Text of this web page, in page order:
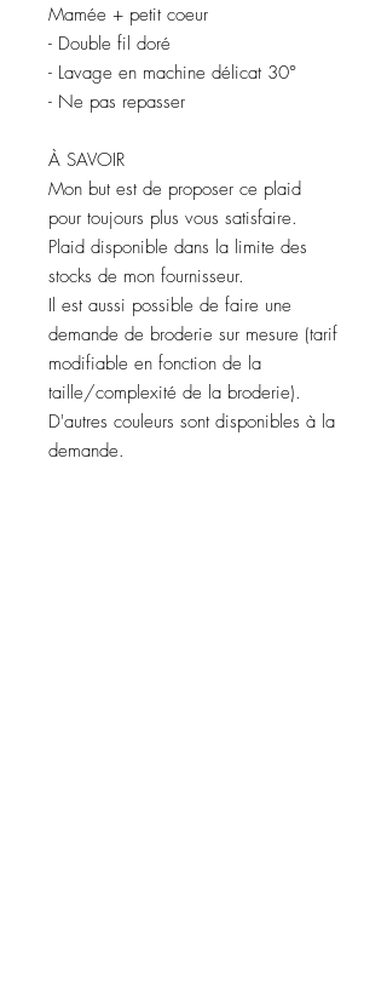
Mamée + petit coeur
- Double fil doré
- Lavage en machine délicat 30°
- Ne pas repasser
À SAVOIR
Mon but est de proposer ce plaid
pour toujours plus vous satisfaire.
Plaid disponible dans la limite des
stocks de mon fournisseur.
Il est aussi possible de faire une
demande de broderie sur mesure (tarif
modifiable en fonction de la
taille/complexité de la broderie).
D'autres couleurs sont disponibles à la
demande.